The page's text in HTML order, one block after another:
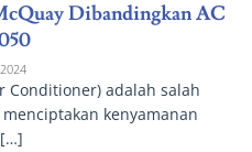
Dibandingkan AC
Conditioner) adalah salah
kenyamanan